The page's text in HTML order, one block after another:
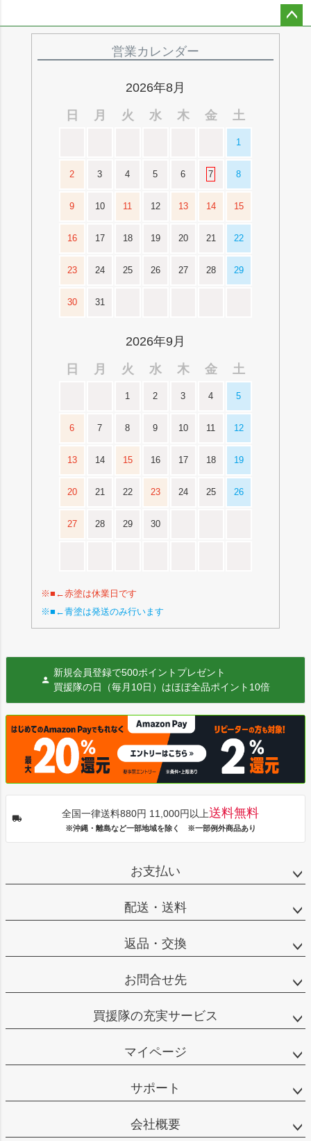
営業カレンダー
2026年8月
日
月 火 水 木 金 土
1
2 3 4 5 6 7 8
9 10 11 12 13 14 15
16 17 18 19 20 21 22
23 24 25 26 27 28 29
30 31
2026年9月
日
月 火 水 木 金 土
1 2 3 4 5
6 7 8 9 10 11 12
13 14 15 16 17 18 19
20 21 22 23 24 25 26
27 28 29 30
※■←赤塗は休業日です
※■←青塗は発送のみ行います
新規会員登録で500ポイントプレゼント
買援隊の日（毎月10日）はほぼ全品ポイント10倍
全国一律送料880円 11,000円以上送料無料
※沖縄・離島など一部地域を除く ※一部例外商品あり
お支払い
配送・送料
返品・交換
お問合せ先
買援隊の充実サービス
マイページ
サポート
会社概要